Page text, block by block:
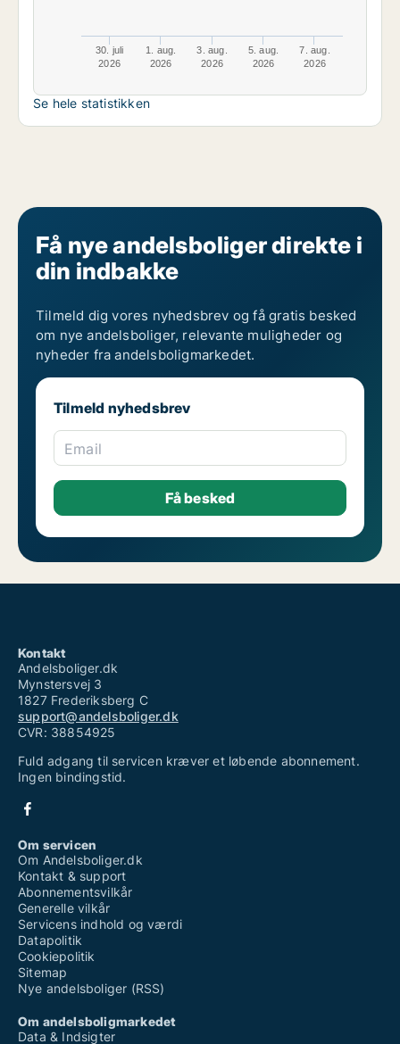
30. juli
2026
1. aug.
2026
3. aug.
2026
5. aug.
2026
7. aug.
2026
Se hele statistikken
Få nye andelsboliger direkte i
din indbakke
Tilmeld dig vores nyhedsbrev og få gratis besked
om nye andelsboliger, relevante muligheder og
nyheder fra andelsboligmarkedet.
Tilmeld nyhedsbrev
Email
Kontakt
Andelsboliger.dk
Mynstersvej 3
1827 Frederiksberg C
support@andelsboliger.dk
CVR: 38854925
Fuld adgang til servicen kræver et løbende abonnement.
Ingen bindingstid.
Om servicen
Om Andelsboliger.dk
Kontakt & support
Abonnementsvilkår
Generelle vilkår
Servicens indhold og værdi
Datapolitik
Cookiepolitik
Sitemap
Nye andelsboliger (RSS)
Om andelsboligmarkedet
Data & Indsigter